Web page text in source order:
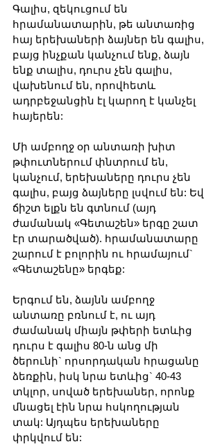
Գալիս, զեկուցում են
հրամանատարին, թե անտառից
հայ երեխաների ձայներ են գալիս,
բայց ինչքան կանչում ենք, ձայն
ենք տալիս, դուրս չեն գալիս,
վախենում են, որովհետև
ադրբեջանցին էլ կարող է կանչել
հայերեն:
Մի ամբողջ օր անտառի խիտ
թփուտներում փնտրում են,
կանչում, երեխաները դուրս չեն
գալիս, բայց ձայները լսվում են: Եվ
ճիշտ ելքն են գտնում (այդ
ժամանակ «Գետաշեն» երգը շատ
էր տարածված). հրամանատարը
շարում է բոլորին ու հրամայում`
«Գետաշենը» երգեք:
Երգում են, ձայնն ամբողջ
անտառը բռնում է, ու այդ
ժամանակ միայն թփերի ետևից
դուրս է գալիս 80-ն անց մի
ծերունի` որսորդական հրացանը
ձեռքին, իսկ նրա ետևից` 40-43
տկլոր, սոված երեխաներ, որոնք
մնացել էին նրա հսկողության
տակ: Այդպես երեխաները
փրկվում են: